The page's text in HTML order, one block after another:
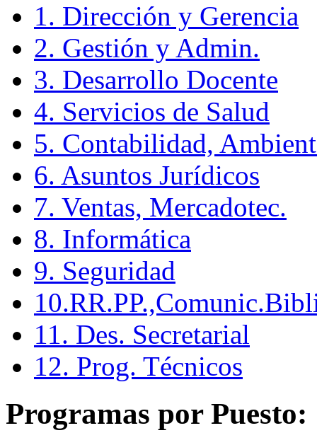
1. Dirección y Gerencia
2. Gestión y Admin.
3. Desarrollo Docente
4. Servicios de Salud
5. Contabilidad,
6. Asuntos Jurídicos
7. Ventas, Mercadotec.
8. Informática
9. Seguridad
11. Des. Secretarial
12. Prog. Técnicos
Programas por Puesto: